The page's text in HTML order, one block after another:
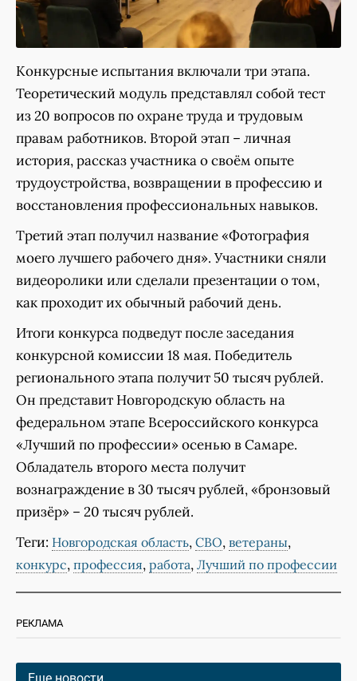
Конкурсные испытания включали три этапа.
Теоретический модуль представлял собой тест
из 20 вопросов по охране труда и трудовым
правам работников. Второй этап – личная
история, рассказ участника о своём опыте
трудоустройства, возвращении в профессию и
восстановления профессиональных навыков.
Третий этап получил название «Фотография
моего лучшего рабочего дня». Участники сняли
видеоролики или сделали презентации о том,
как проходит их обычный рабочий день.
Итоги конкурса подведут после заседания
конкурсной комиссии 18 мая. Победитель
регионального этапа получит 50 тысяч рублей.
Он представит Новгородскую область на
федеральном этапе Всероссийского конкурса
«Лучший по профессии» осенью в Самаре.
Обладатель второго места получит
вознаграждение в 30 тысяч рублей, «бронзовый
призёр» – 20 тысяч рублей.
Теги: Новгородская область, СВО, ветераны,
конкурс, профессия, работа, Лучший по профессии
РЕКЛАМА